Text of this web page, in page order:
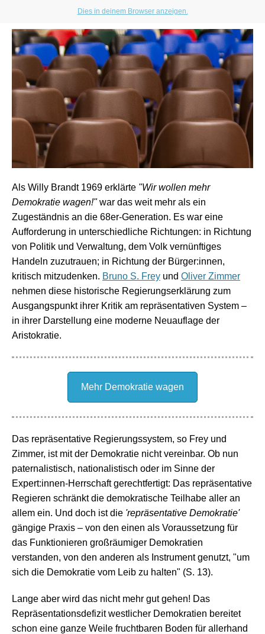
Dies in deinem Browser anzeigen.
Als Willy Brandt 1969 erklärte "Wir wollen mehr
Demokratie wagen!"war das weit mehr als ein
Zugeständnis an die 68er-Generation. Es war eine
Aufforderung in unterschiedliche Richtungen: in Richtung
von Politik und Verwaltung, dem Volk vernünftiges
Handeln zuzutrauen; in Richtung der Bürger:innen,
kritisch mitzudenken. Bruno S. Frey und Oliver Zimmer
nehmen diese historische Regierungserklärung zum
Ausgangspunkt ihrer Kritik am repräsentativen System –
in ihrer Darstellung eine moderne Neuauflage der
Aristokratie.
Mehr Demokratie wagen
Das repräsentative Regierungssystem, so Frey und
Zimmer, ist mit der Demokratie nicht vereinbar. Ob nun
paternalistisch, nationalistisch oder im Sinne der
Expert:innen-Herrschaft gerechtfertigt: Das repräsentative
Regieren schränkt die demokratische Teilhabe aller an
allem ein. Und doch ist die 'repräsentative Demokratie'
gängige Praxis – von den einen als Voraussetzung für
das Funktionieren großräumiger Demokratien
verstanden, von den anderen als Instrument genutzt, "um
sich die Demokratie vom Leib zu halten" (S. 13).
Lange aber wird das nicht mehr gut gehen! Das
Repräsentationsdefizit westlicher Demokratien bereitet
schon eine ganze Weile fruchtbaren Boden für allerhand